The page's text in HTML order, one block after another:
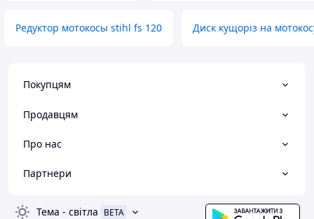
Редуктор мотокосы stihl fs 120 Диск кущоріз на
Покупцям
Продавцям
Про нас
Партнери
Тема - світла BETA